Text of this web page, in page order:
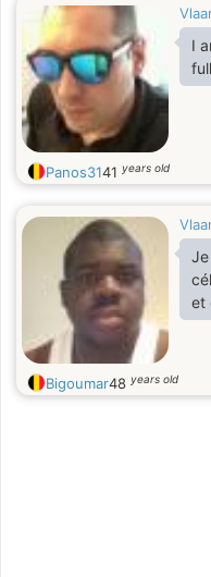
I
Panos3141 years old
et
Bigoumar48 years old